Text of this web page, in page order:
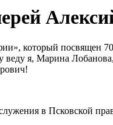
который
я, Марина
в Псковской